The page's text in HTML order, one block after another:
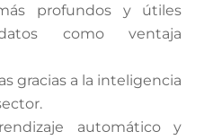
profundos y útiles
como ventaja
gracias a la inteligencia
automáticoy